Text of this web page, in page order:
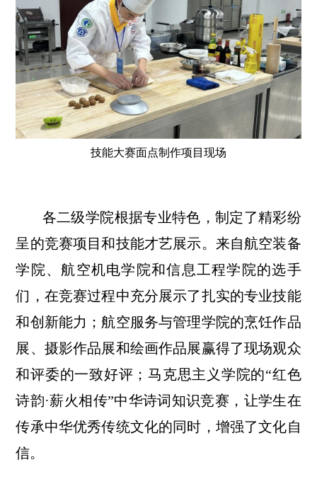
技能大赛面点制作项目现场
各二级学院根据专业特色，制定了精彩纷
呈的竞赛项目和技能才艺展示。来自航空装备
学院、航空机电学院和信息工程学院的选手
们，在竞赛过程中充分展示了扎实的专业技能
和创新能力；航空服务与管理学院的烹饪作品
展、摄影作品展和绘画作品展赢得了现场观众
和评委的一致好评；马克思主义学院的“红色
诗韵·薪火相传”中华诗词知识竞赛，让学生在
传承中华优秀传统文化的同时，增强了文化自
信。